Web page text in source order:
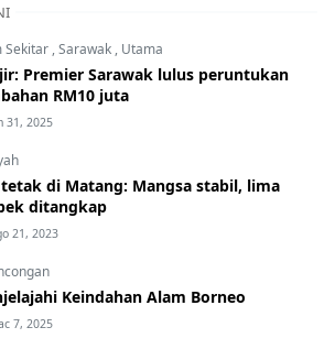
Sekitar ,Sarawak , Utama
Premier Sarawak lulus peruntukan
RM10 juta
31, 2025
tetak di Matang: Mangsa stabil, lima
ditangkap
21, 2023
Keindahan Alam Borneo
7, 2025